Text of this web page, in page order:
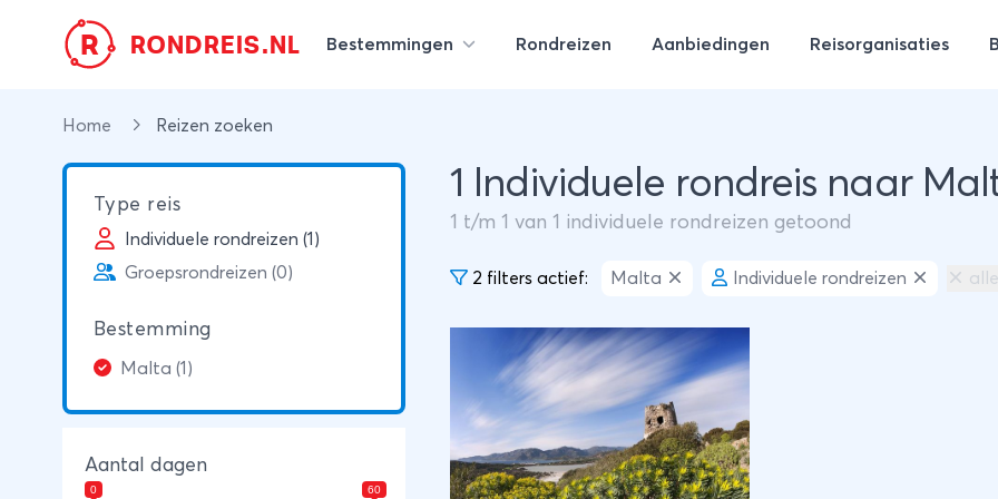
R RONDREIS.NL Bestemmingen Rondreizen Aanbiedingen Reisorganisaties
Home Reizen zoeken
Type reis
Individuele rondreizen (1)
Groepsrondreizen (0)
Bestemming
Malta (1)
Aantal dagen
0 60
1 Individuele rondreis naar
1 t/m 1 van 1 individuele rondreizen getoond
2 filters actief: Malta Individuele rondreizen